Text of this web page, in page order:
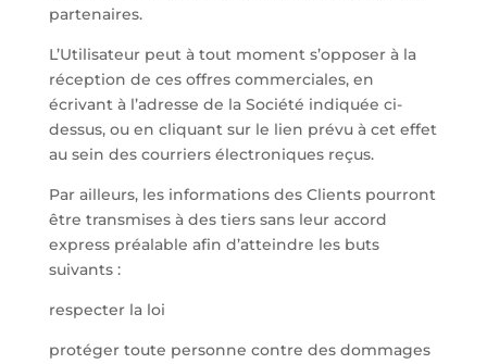
partenaires.
L’Utilisateur peut à tout moment s’opposer à la
réception de ces offres commerciales, en
écrivant à l’adresse de la Société indiquée ci-
dessus, ou en cliquant sur le lien prévu à cet effet
au sein des courriers électroniques reçus.
Par ailleurs, les informations des Clients pourront
être transmises à des tiers sans leur accord
express préalable afin d’atteindre les buts
suivants :
respecter la loi
protéger toute personne contre des dommages